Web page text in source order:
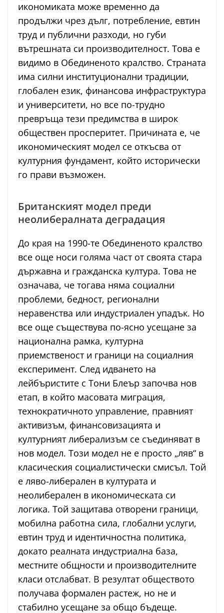
икономиката може временно да
продължи чрез дълг, потребление, евтин
труд и публични разходи, но губи
вътрешната си производителност. Това е
видимо в Обединеното кралство. Страната
има силни институционални традиции,
глобален език, финансова инфраструктура
и университети, но все по-трудно
превръща тези предимства в широк
обществен просперитет. Причината е, че
икономическият модел се откъсва от
културния фундамент, който исторически
го прави възможен.
Британският модел преди
неолибералната деградация
До края на 1990-те Обединеното кралство
все още носи голяма част от своята стара
държавна и гражданска култура. Това не
означава, че тогава няма социални
проблеми, бедност, регионални
неравенства или индустриален упадък. Но
все още съществува по-ясно усещане за
национална рамка, културна
приемственост и граници на социалния
експеримент. След идването на
лейбъристите с Тони Блеър започва нов
етап, в който масовата миграция,
технократичното управление, правният
активизъм, финансовизацията и
културният либерализъм се съединяват в
нов модел. Този модел не е просто „ляв“ в
класическия социалистически смисъл. Той
е ляво-либерален в културата и
неолиберален в икономическата си
логика. Той защитава отворени граници,
мобилна работна сила, глобални услуги,
евтин труд и идентичностна политика,
докато реалната индустриална база,
местните общности и производителните
класи отслабват. В резултат обществото
получава формален растеж, но не и
стабилно усещане за общо бъдеще.